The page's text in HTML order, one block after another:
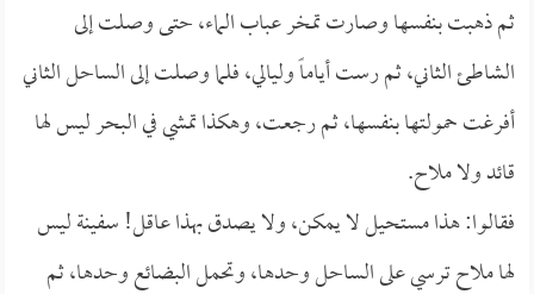
ثم ذهبت بنفسها وصارت تمخر عباب الماء، حتى وصلت إلى
الشاطئ الثاني، ثم رست أياماً وليالي، فلما وصلت إلى الساحل الثاني
أفرغت حمولتها بنفسها، ثم رجعت، وهكذا تمشي في البحر ليس لها
قائد ولا ملاح.
فقالوا: هذا مستحيل لا يمكن، ولا يصدق بهذا عاقل! سفينة ليس
لها ملاح ترسي على الساحل وحدها، وتحمل البضائع وحدها، ثم